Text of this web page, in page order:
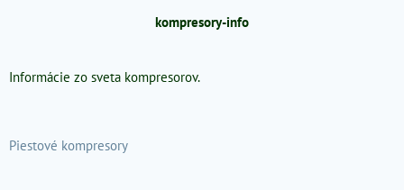
kompresory-info
Informácie zo sveta kompresorov.
Piestové kompresory